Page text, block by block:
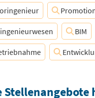
BIM
Stellenangebote